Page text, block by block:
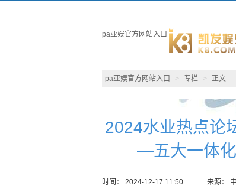
pa亚娱官方网站入口
pa亚娱官方网站入口 > 专栏 > 正文
2024水业热点论
—五大一体
时间： 2024-12-17 11:50 来源：